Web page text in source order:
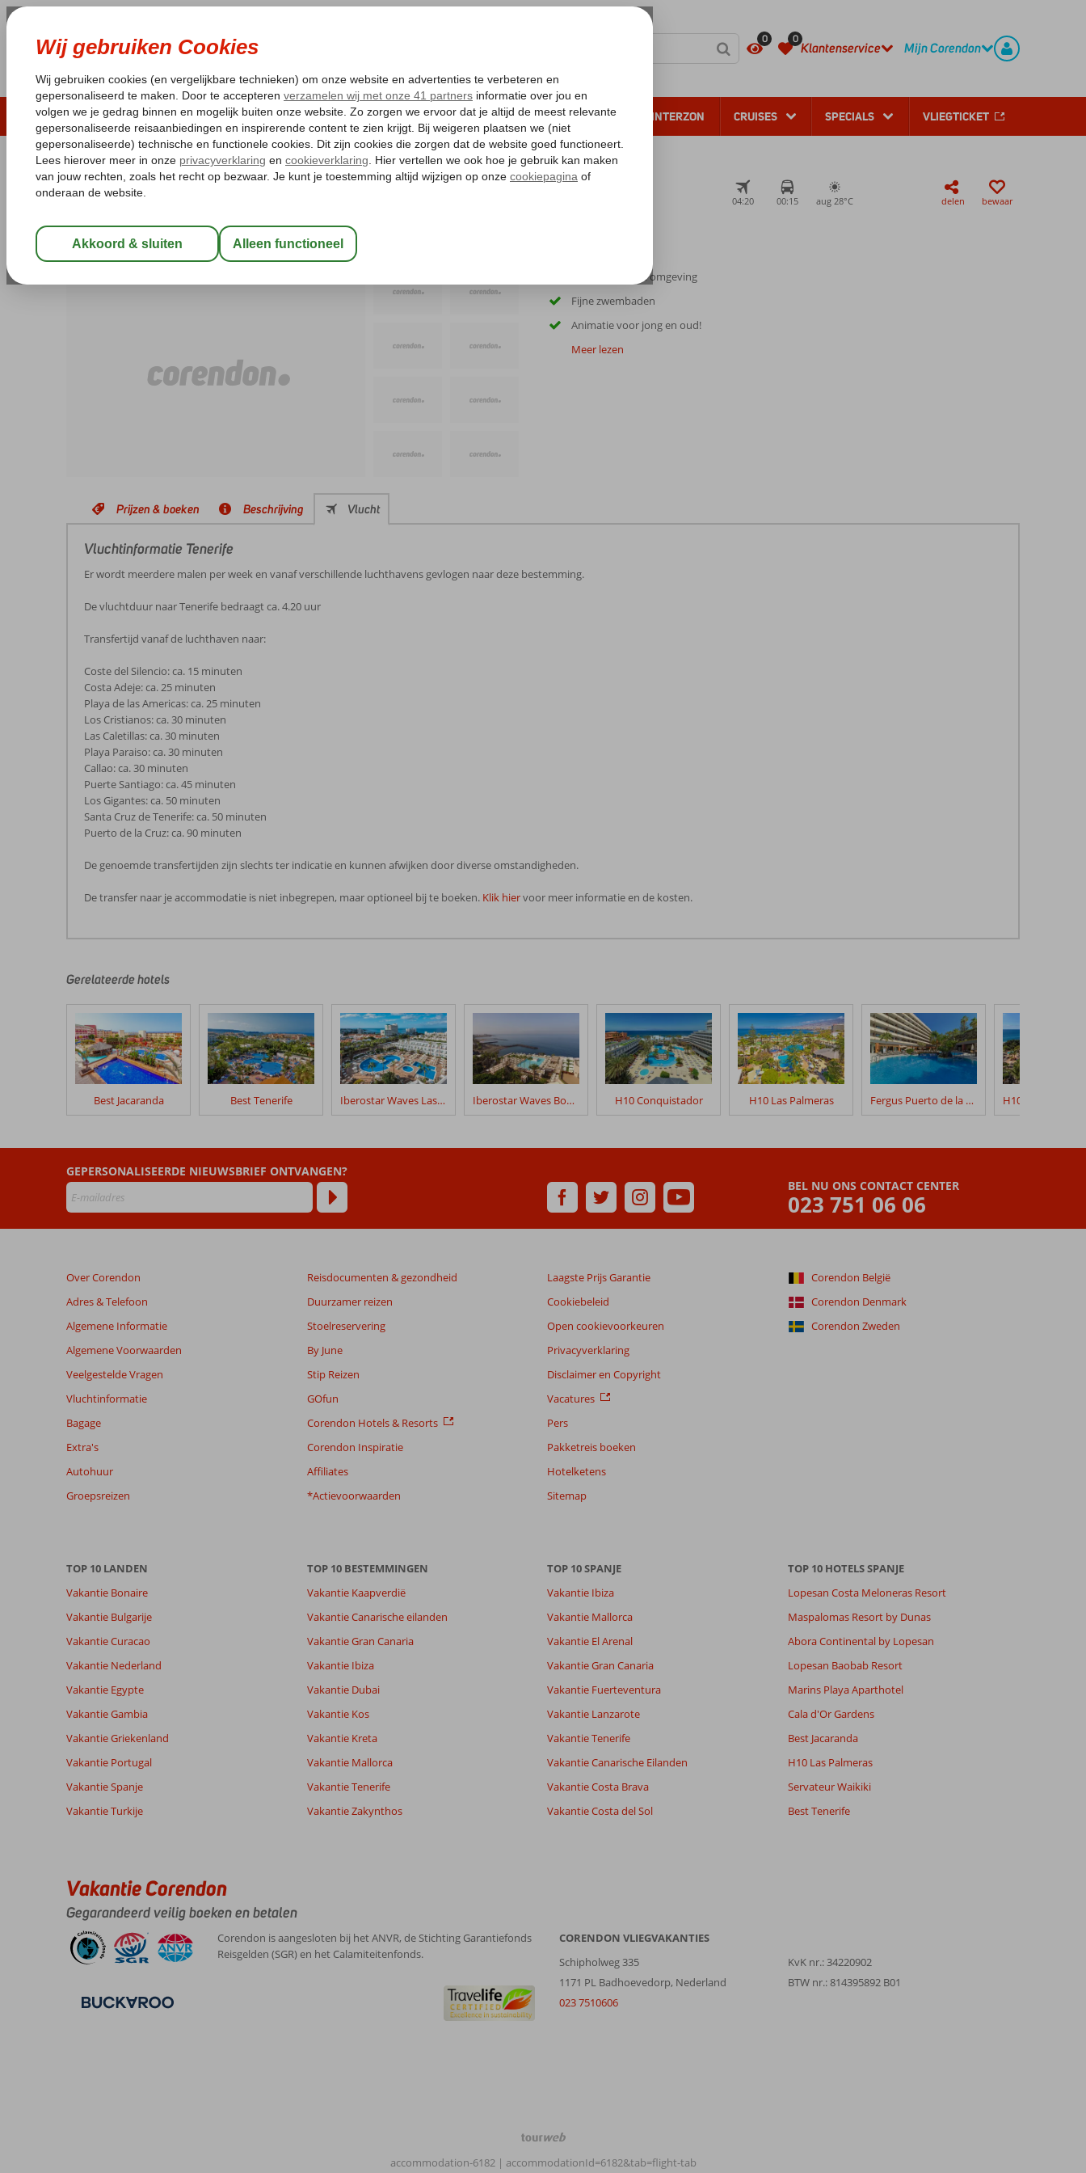
0 0
Klantenservice Mijn Corendon
LAST MINUTE ZOMER 2026 ZONVAKANTIE VERRE REIZEN ALL INCLUSIVE WINTERZON CRUISES SPECIALS VLIEGTICKET
Pakketgarantie Laagsteprijsgarantie* Gratis annuleren*
Home
Spanje Canarische Eilanden
Grand Muthu Golf Plaza Hotel
Logies-Appartement
04:20 00:15 aug 28°C delen bewaar
Golfbanen in de omgeving
Fijne zwembaden
Animatie voor jong en oud!
Meer lezen
Prijzen & boeken Beschrijving Vlucht
Vluchtinformatie Tenerife
Er wordt meerdere malen per week en vanaf verschillende luchthavens gevlogen naar deze bestemming.
De vluchtduur naar Tenerife bedraagt ca. 4.20 uur
Transfertijd vanaf de luchthaven naar:
Coste del Silencio: ca. 15 minuten
Costa Adeje: ca. 25 minuten
Playa de las Americas: ca. 25 minuten
Los Cristianos: ca. 30 minuten
Las Caletillas: ca. 30 minuten
Playa Paraiso: ca. 30 minuten
Callao: ca. 30 minuten
Puerte Santiago: ca. 45 minuten
Los Gigantes: ca. 50 minuten
Santa Cruz de Tenerife: ca. 50 minuten
Puerto de la Cruz: ca. 90 minuten
De genoemde transfertijden zijn slechts ter indicatie en kunnen afwijken door diverse omstandigheden.
De transfer naar je accommodatie is niet inbegrepen, maar optioneel bij te boeken. Klik hiervoor meer informatie en de kosten.
door
klanten
geschreven
na
hun
verblijf
Grand
Hotel
Beoordelingen
die
dan
48
maanden
worden
meer
weergegeven
de
te
over
onze
beoordelingen.
Gerelateerde hotels
Best Jacaranda Best Tenerife Iberostar Waves Las Dalias Iberostar Waves Bouganville Playa H10 Conquistador H10 Las Palmeras Fergus Puerto de la Cruz
BEL NU ONS CONTACT CENTER
023 751 06 06
GEPERSONALISEERDE NIEUWSBRIEF ONTVANGEN?
Over Corendon
Adres & Telefoon
Algemene Informatie
Algemene Voorwaarden
Veelgestelde Vragen
Vluchtinformatie
Bagage
Extra's
Autohuur
Groepsreizen
Reisdocumenten & gezondheid
Duurzamer reizen
Stoelreservering
By June
Stip Reizen
GOfun
Corendon Hotels & Resorts
Corendon Inspiratie
Affiliates
*Actievoorwaarden
Laagste Prijs Garantie
Cookiebeleid
Open cookievoorkeuren
Privacyverklaring
Disclaimer en Copyright
Vacatures
Pers
Pakketreis boeken
Hotelketens
Sitemap
Corendon België
Corendon Denmark
Corendon Zweden
TOP 10 LANDEN
Vakantie Bonaire
Vakantie Bulgarije
Vakantie Curacao
Vakantie Nederland
Vakantie Egypte
Vakantie Gambia
Vakantie Griekenland
Vakantie Portugal
Vakantie Spanje
Vakantie Turkije
TOP 10 BESTEMMINGEN
Vakantie Kaapverdië
Vakantie Canarische eilanden
Vakantie Gran Canaria
Vakantie Ibiza
Vakantie Dubai
Vakantie Kos
Vakantie Kreta
Vakantie Mallorca
Vakantie Tenerife
Vakantie Zakynthos
TOP 10 SPANJE
Vakantie Ibiza
Vakantie Mallorca
Vakantie El Arenal
Vakantie Gran Canaria
Vakantie Fuerteventura
Vakantie Lanzarote
Vakantie Tenerife
Vakantie Canarische Eilanden
Vakantie Costa Brava
Vakantie Costa del Sol
TOP 10 HOTELS SPANJE
Lopesan Costa Meloneras Resort
Maspalomas Resort by Dunas
Abora Continental by Lopesan
Lopesan Baobab Resort
Marins Playa Aparthotel
Cala d'Or Gardens
Best Jacaranda
H10 Las Palmeras
Servateur Waikiki
Best Tenerife
Vakantie Corendon
Gegarandeerd veilig boeken en betalen
Corendon is aangesloten bij het ANVR, de Stichting Garantiefonds
Reisgelden (SGR) en het Calamiteitenfonds.
CORENDON VLIEGVAKANTIES
Schipholweg 335
1171 PL Badhoevedorp, Nederland
023 7510606
KvK nr.: 34220902
BTW nr.: 814395892 B01
TourWeb
accommodation-6182 | accommodationId=6182&tab=flight-tab